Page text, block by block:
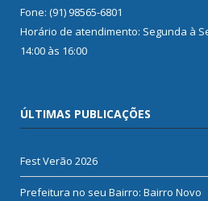
Fone: (91) 98565-6801
Horário de atendimento: Segunda à
14:00 às 16:00
ÚLTIMAS PUBLICAÇÕES
Fest Verão 2026
Prefeitura no seu Bairro: Bairro Novo